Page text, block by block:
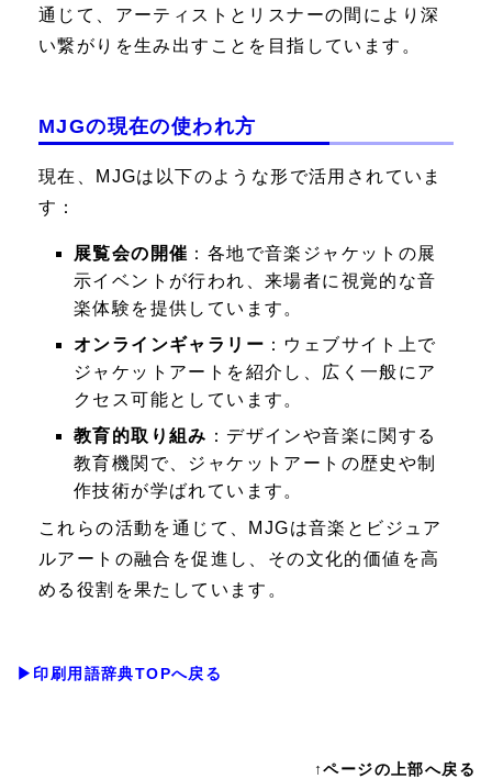
通じて、アーティストとリスナーの間により深
い繋がりを生み出すことを目指しています。
MJGの現在の使われ方
現在、MJGは以下のような形で活用されていま
す：
展覧会の開催 ：各地で音楽ジャケットの展
示イベントが行われ、来場者に視覚的な音
楽体験を提供しています。
オンラインギャラリー ：ウェブサイト上で
ジャケットアートを紹介し、広く一般にア
クセス可能としています。
教育的取り組み ：デザインや音楽に関する
教育機関で、ジャケットアートの歴史や制
作技術が学ばれています。
これらの活動を通じて、MJGは音楽とビジュア
ルアートの融合を促進し、その文化的価値を高
める役割を果たしています。
▶印刷用語辞典TOPへ戻る
↑ページの上部へ戻る